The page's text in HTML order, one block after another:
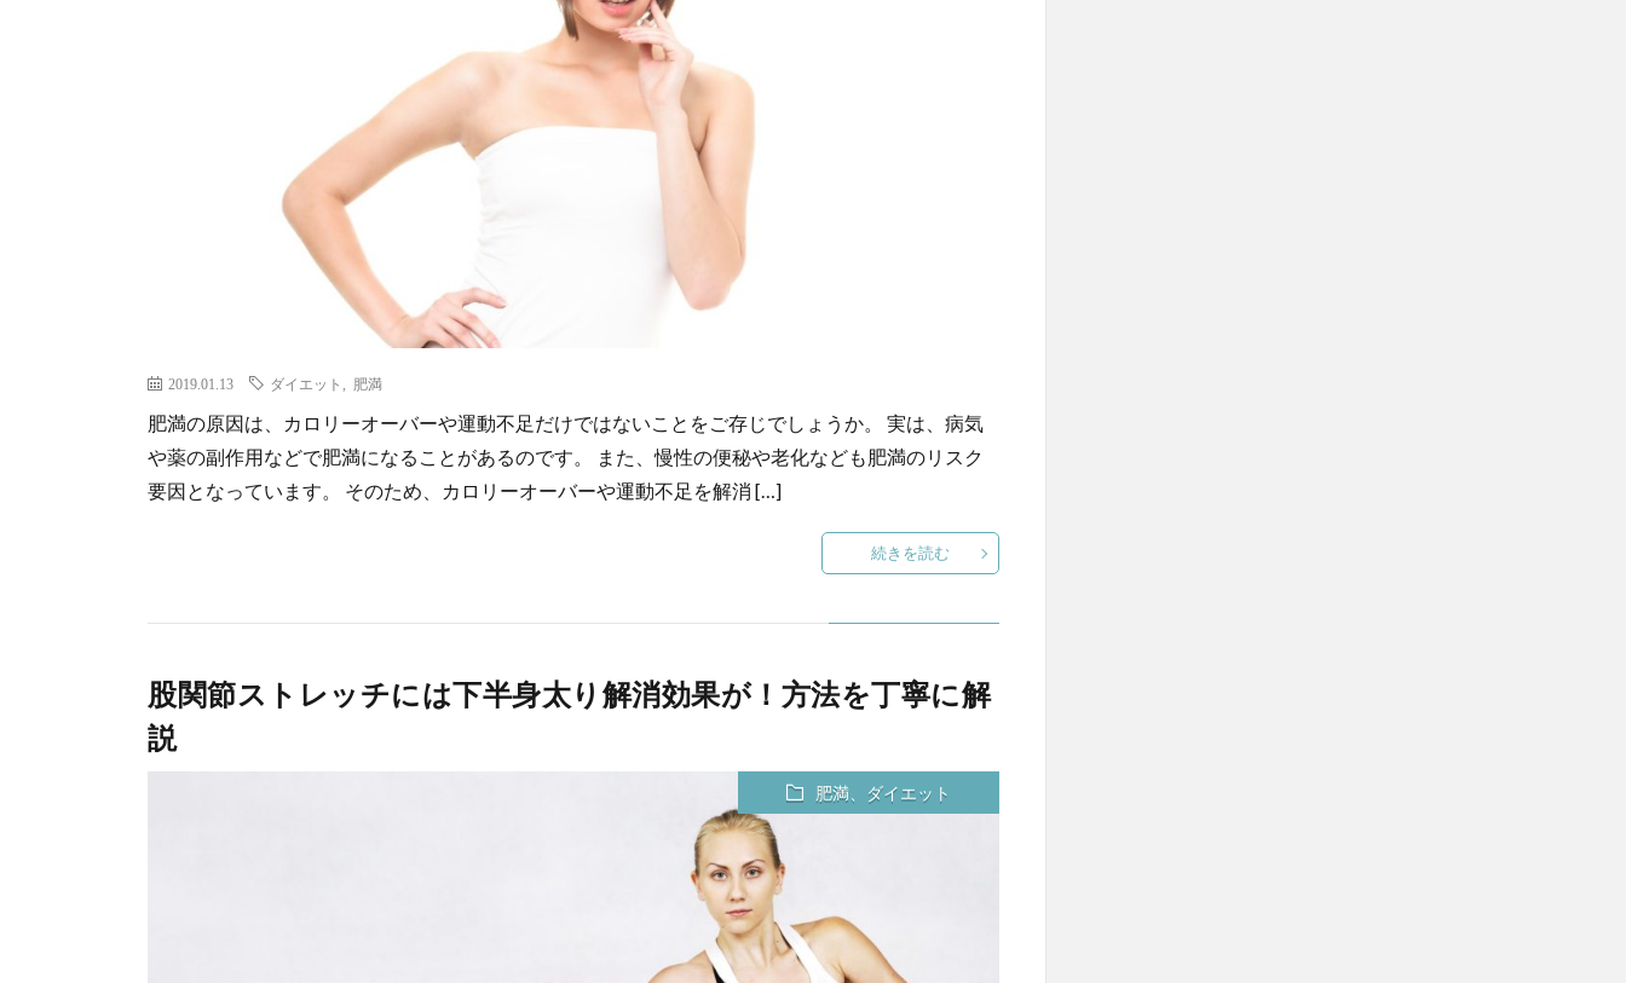
2019.01.13 ダイエット 肥満
肥満の原因は、カロリーオーバーや運動不足だけではないことをご存じでしょうか。 実は、病気
や薬の副作用などで肥満になることがあるのです。 また、慢性の便秘や老化なども肥満のリスク
要因となっています。 そのため、カロリーオーバーや運動不足を解消 […]
続きを読む
股関節ストレッチには下半身太り解消効果が！方法を丁寧に解
説
肥満、ダイエット